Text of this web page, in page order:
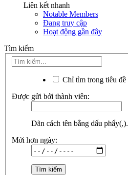
Liên kết nhanh
Notable Members
Đang truy cập
Hoạt động gần đây
Tìm kiếm
Chỉ tìm trong tiêu đề
Được gửi bởi thành viên:
Dãn cách tên bằng dấu phẩy(,).
Mới hơn ngày: